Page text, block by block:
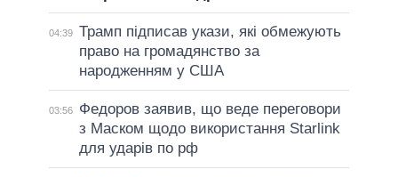
04:39 Трамп підписав укази, які обмежують
право на громадянство за
народженням у США
03:56
Федоров заявив, що веде переговори
з Маском щодо використання Starlink
для ударів по рф